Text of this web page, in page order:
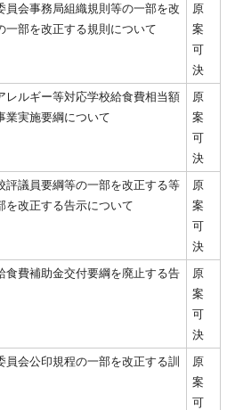
員会事務局組織規則等の一部を改
一部を改正する規則について
原
案
可
決
レルギー等対応学校給食費相当額
業実施要綱について
原
案
可
決
評議員要綱等の一部を改正する等
を改正する告示について
原
案
可
決
食費補助金交付要綱を廃止する告
原
案
可
決
員会公印規程の一部を改正する訓
原
案
可